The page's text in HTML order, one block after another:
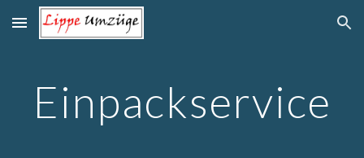
Skip to main content Skip to navigation
Einpackservice